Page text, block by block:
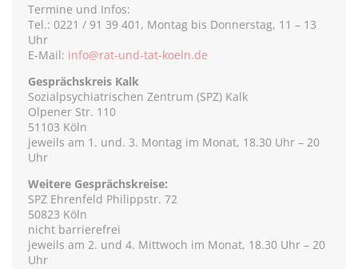
Termine und Infos:
Tel.: 0221 / 91 39 401, Montag bis Donnerstag, 11 – 13
Uhr
E-Mail: info@rat-und-tat-koeln.de
Gesprächskreis Kalk
Sozialpsychiatrischen Zentrum (SPZ) Kalk
Olpener Str. 110
51103 Köln
jeweils am 1. und. 3. Montag im Monat, 18.30 Uhr – 20
Uhr
Weitere Gesprächskreise:
SPZ Ehrenfeld Philippstr. 72
50823 Köln
nicht barrierefrei
jeweils am 2. und 4. Mittwoch im Monat, 18.30 Uhr – 20
Uhr